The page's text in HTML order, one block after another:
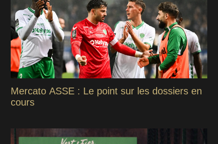
Mercato ASSE : Le point sur les dossiers en
cours